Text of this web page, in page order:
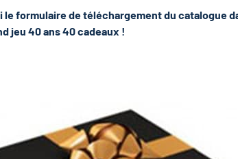
formulaire de téléchargement du catalogue
jeu 40 ans 40 cadeaux !